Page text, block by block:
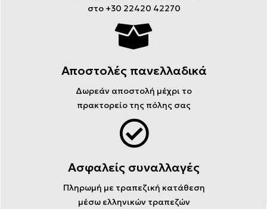
στο +30 22420 42270
Αποστολές πανελλαδικά
Δωρεάν αποστολή μέχρι το
πρακτορείο της πόλης σας
Ασφαλείς συναλλαγές
Πληρωμή με τραπεζική κατάθεση
μέσω ελληνικών τραπεζών